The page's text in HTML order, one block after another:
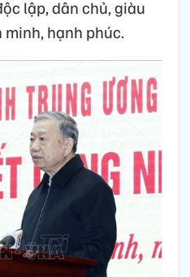
lập, dân chủ, giàu
hạnh phúc.